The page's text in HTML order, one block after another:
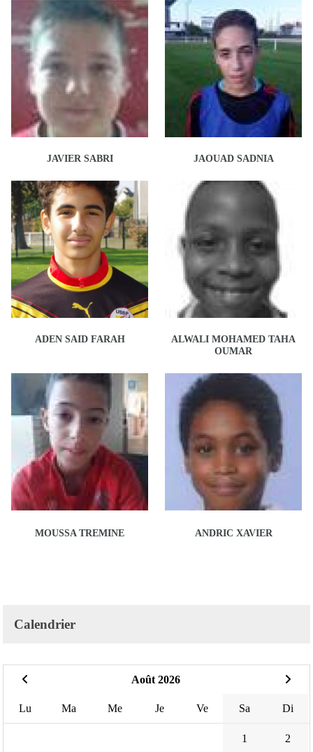
JAVIER SABRI JAOUAD SADNIA
ADEN SAID FARAH
ALWALI MOHAMED TAHA
OUMAR
MOUSSA TREMINE ANDRIC XAVIER
Calendrier
Août 2026
Lu Ma Me Je Ve Sa Di
1 2